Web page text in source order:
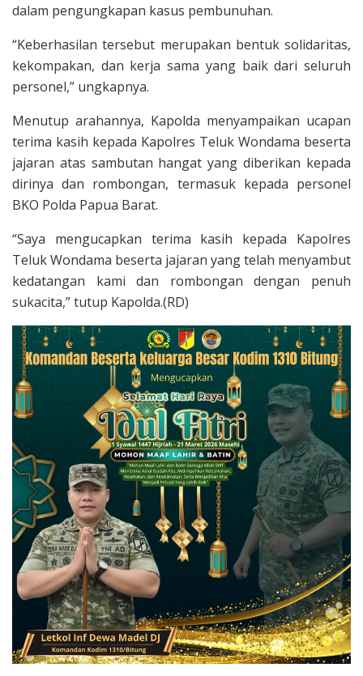
dalam pengungkapan kasus pembunuhan.
“Keberhasilan tersebut merupakan bentuk solidaritas,
kekompakan, dan kerja sama yang baik dari seluruh
personel,” ungkapnya.
Menutup arahannya, Kapolda menyampaikan ucapan
terima kasih kepada Kapolres Teluk Wondama beserta
jajaran atas sambutan hangat yang diberikan kepada
dirinya dan rombongan, termasuk kepada personel
BKO Polda Papua Barat.
“Saya mengucapkan terima kasih kepada Kapolres
Teluk Wondama beserta jajaran yang telah menyambut
kedatangan kami dan rombongan dengan penuh
sukacita,” tutup Kapolda.(RD)